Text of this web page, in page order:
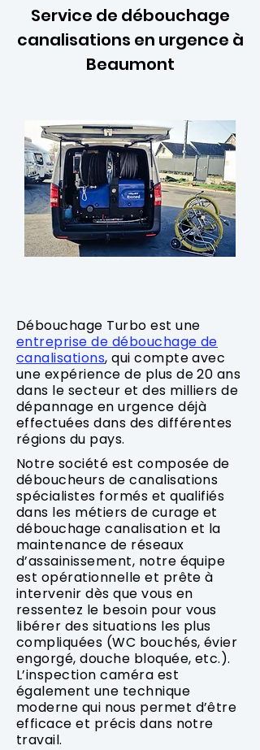
Service de débouchage
canalisations en urgence à
Beaumont
Débouchage Turbo est une
entreprise de débouchage de
canalisations, qui compte avec
une expérience de plus de 20 ans
dans le secteur et des milliers de
dépannage en urgence déjà
effectuées dans des différentes
régions du pays.
Notre société est composée de
déboucheurs de canalisations
spécialistes formés et qualifiés
dans les métiers de curage et
débouchage canalisation et la
maintenance de réseaux
d’assainissement, notre équipe
est opérationnelle et prête à
intervenir dès que vous en
ressentez le besoin pour vous
libérer des situations les plus
compliquées (WC bouchés, évier
engorgé, douche bloquée, etc.).
L’inspection caméra est
également une technique
moderne qui nous permet d’être
efficace et précis dans notre
travail.